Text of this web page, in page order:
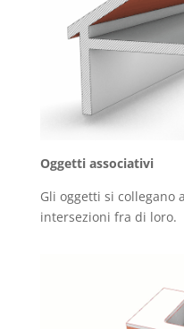
Oggetti associativi
Gli oggetti si collegano
intersezioni fra di loro.